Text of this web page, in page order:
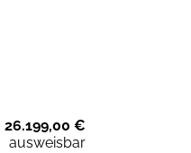
26.199,00 €
ausweisbar